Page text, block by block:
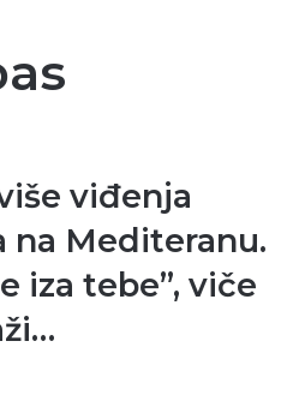
viđenja
na Mediteranu.
iza tebe”, viče